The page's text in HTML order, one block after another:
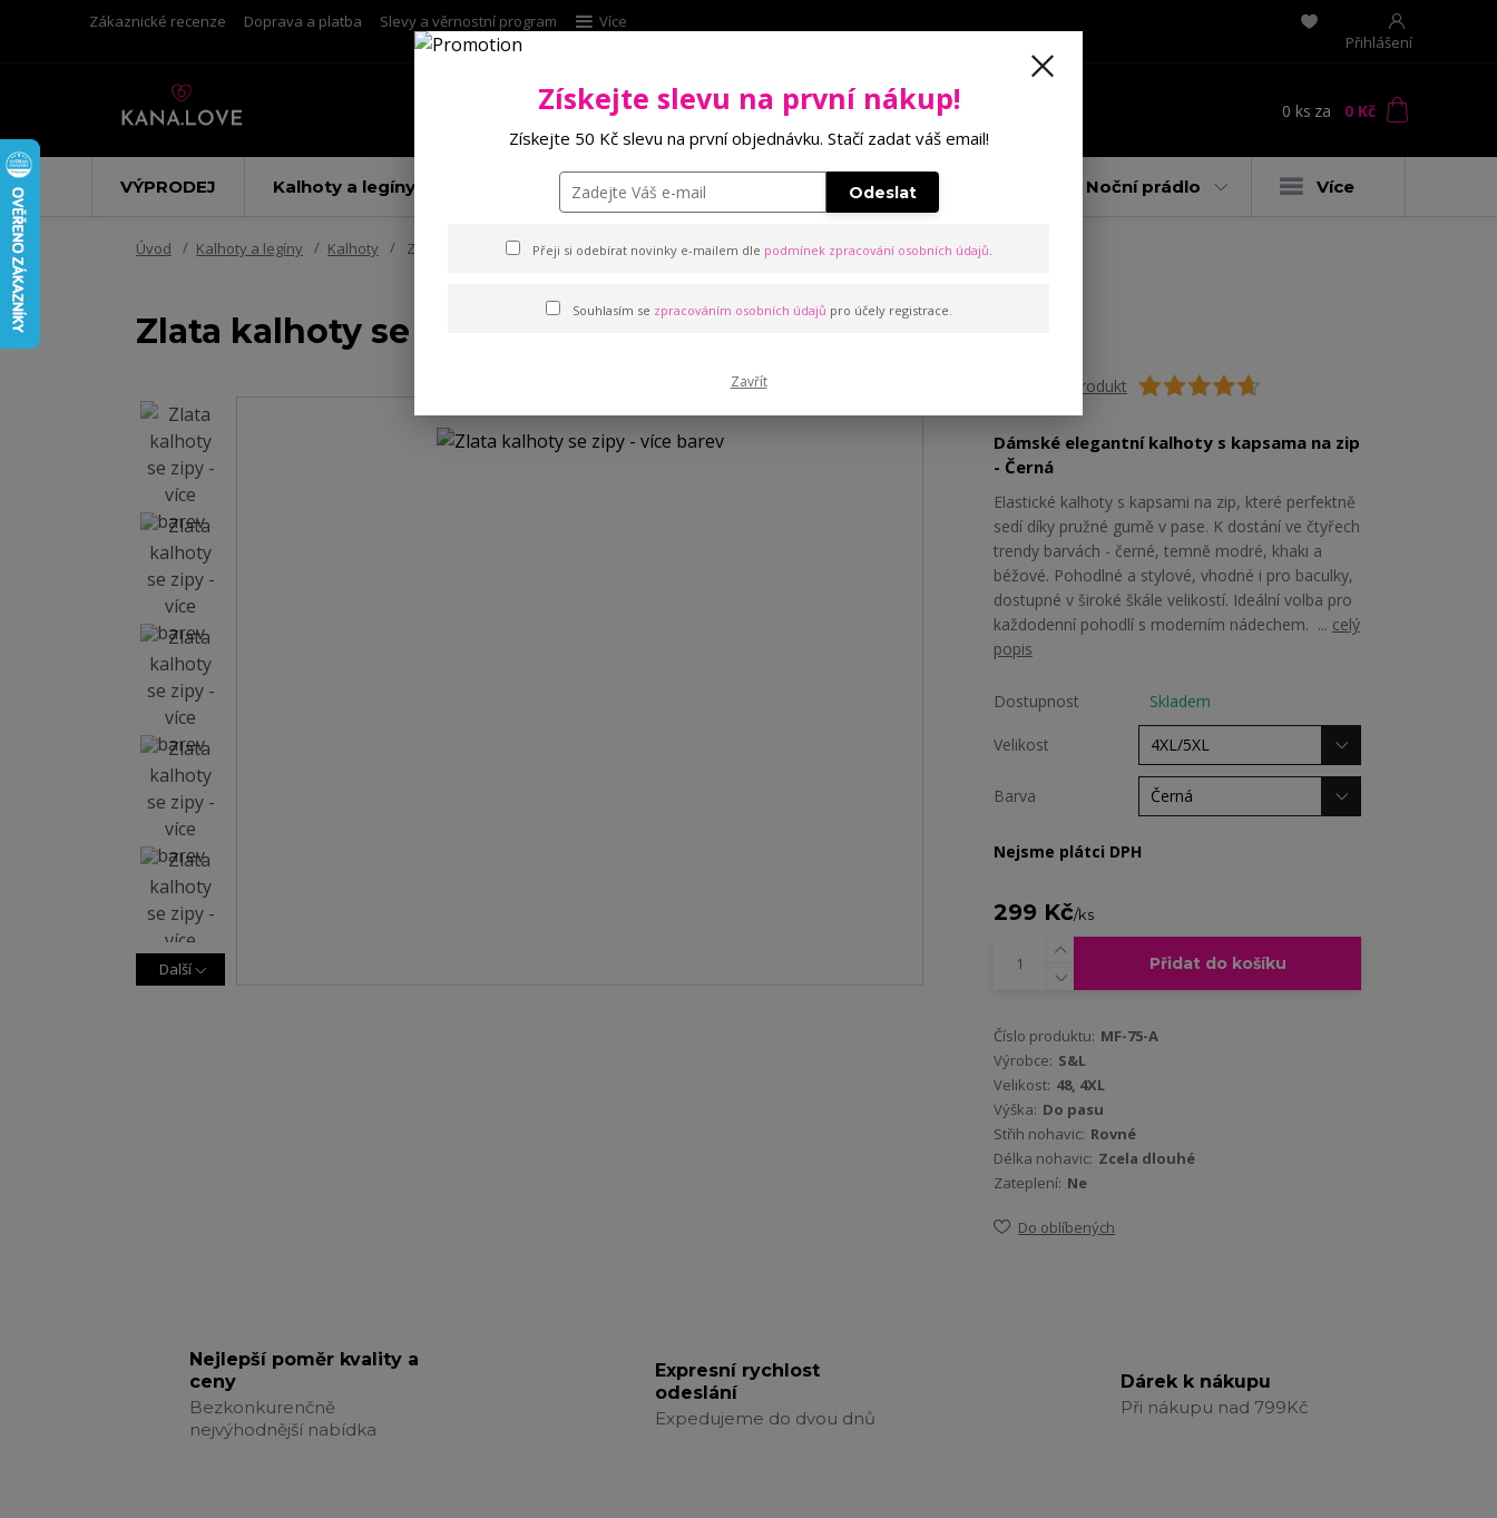
Zákaznické recenze Doprava a platba Slevy a věrnostní program
Více
Přihlášení
Hledat 0 ks za 0 Kč
VÝPRODEJ Kalhoty a legíny Punčochové zboží Podprsenky Noční prádlo Více
Úvod Kalhoty a legíny Kalhoty Zlata kalhoty se zipy - více barev
Zlata kalhoty se zipy - více barev
Další
Ohodnotit produkt
Dámské elegantní kalhoty s kapsama na zip
- Černá
Elastické kalhoty s kapsami na zip, které perfektně
sedí díky pružné gumě v pase. K dostání ve čtyřech
trendy barvách - černé, temně modré, khaki a
béžové. Pohodlné a stylové, vhodné i pro baculky,
dostupné v široké škále velikostí. Ideální volba pro
každodenní pohodlí s moderním nádechem. ... celý
popis
Dostupnost Skladem
Velikost
Barva
Nejsme plátci DPH
299 Kč/ks
Přidat do košíku
Číslo produktu: MF-75-A
Výrobce: S&L
Velikost: 48, 4XL
Výška: Do pasu
Střih nohavic: Rovné
Délka nohavic: Zcela dlouhé
Zateplení: Ne
Do oblíbených
Nejlepší poměr kvality a
ceny
Bezkonkurenčně
nejvýhodnější nabídka
Expresní rychlost
odeslání
Expedujeme do dvou dnů
Dárek k nákupu
Při nákupu nad 799Kč
Získejte slevu na první nákup!
Získejte 50 Kč slevu na první objednávku. Stačí zadat váš email!
Odeslat
Přeji si odebírat novinky e-mailem dle podmínek zpracování osobních údajů.
Souhlasím se zpracováním osobních údajů pro účely registrace.
Zavřít